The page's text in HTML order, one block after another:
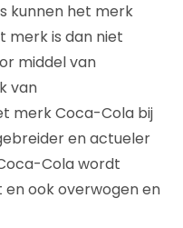
kunnen het merk
merk is dan niet
middel van
van
merk Coca-Cola bij
en actueler
Cola wordt
ook overwogen en